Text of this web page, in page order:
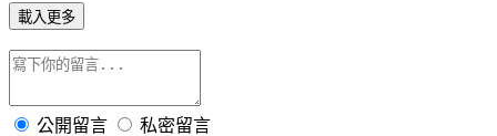
載入更多
公開留言 私密留言